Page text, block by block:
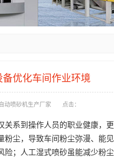
优化车间作业环境
动喷砂机生产厂家 点击：
系到操作人员的职业健康，更
尘，导致车间粉尘弥漫、能
；人工湿式喷砂虽能减少粉